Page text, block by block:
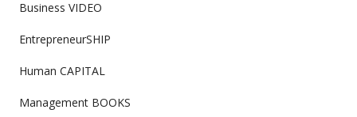
Business VIDEO
EntrepreneurSHIP
Human CAPITAL
Management BOOKS